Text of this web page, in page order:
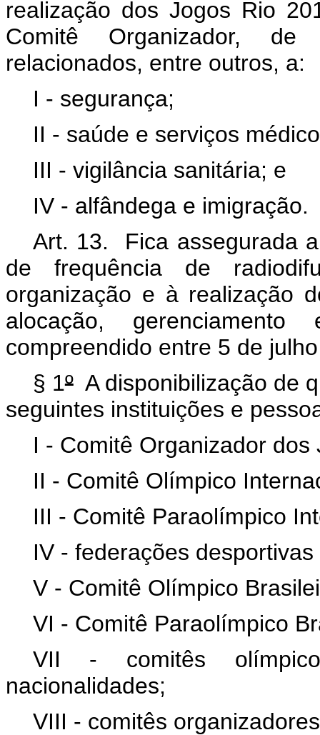
realização dos Jogos Rio
Comitê Organizador,
relacionados, entre outros, a:
I - segurança;
II - saúde e serviços
III - vigilância sanitária; e
IV - alfândega e imigração.
Art. 13. Fica assegurada
de frequência de
organização e à realização
alocação,
compreendido entre 5 de
§ 1ºA disponibilização de
seguintes instituições e
I - Comitê Organizador dos
II - Comitê Olímpico
III - Comitê Paraolímpico
IV - federações
V - Comitê Olímpico
VI - Comitê Paraolímpico
VII - comitês
nacionalidades;
VIII - comitês